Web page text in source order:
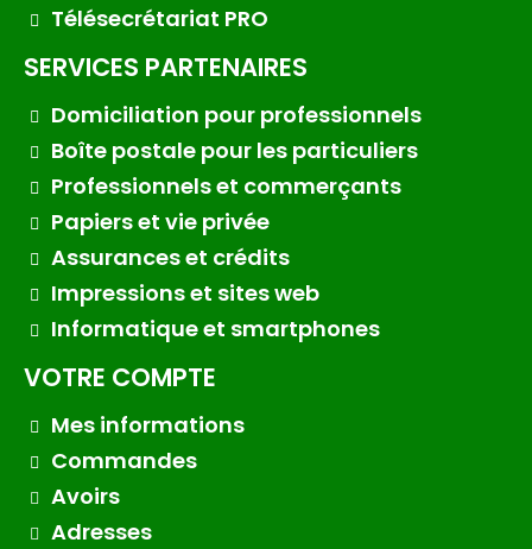
Télésecrétariat PRO
SERVICES PARTENAIRES
Domiciliation pour professionnels
Boîte postale pour les particuliers
Professionnels et commerçants
Papiers et vie privée
Assurances et crédits
Impressions et sites web
Informatique et smartphones
VOTRE COMPTE
Mes informations
Commandes
Avoirs
Adresses